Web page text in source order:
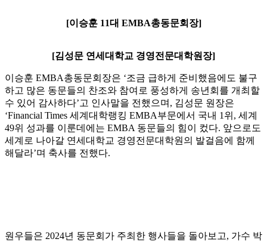
[이승훈 11대 EMBA총동문회장]
[김성문 연세대학교 경영전문대학원장]
이승훈 EMBA총동문회장은 ‘조금 급하게 준비했음에도 불구
하고 많은 동문들의 찬조와 참여로 풍성하게 송년회를 개최할
수 있어 감사하다’고 인사말을 전했으며, 김성문 원장은
‘Financial Times 세계대학랭킹 EMBA부문에서 국내 1위, 세계
49위 성과를 이룬데에는 EMBA 동문들의 힘이 컸다. 앞으로도
세계로 나아갈 연세대학교 경영전문대학원의 발걸음에 함께
해달라’며 축사를 전했다.
원우들은 2024년 동문회가 주최한 행사들을 돌아보고, 가수 박